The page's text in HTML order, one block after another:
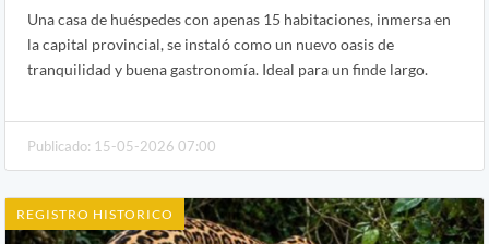
Una casa de huéspedes con apenas 15 habitaciones, inmersa en
la capital provincial, se instaló como un nuevo oasis de
tranquilidad y buena gastronomía. Ideal para un finde largo.
Publicado: 15-05-2026 07:00
REGISTRO HISTORICO